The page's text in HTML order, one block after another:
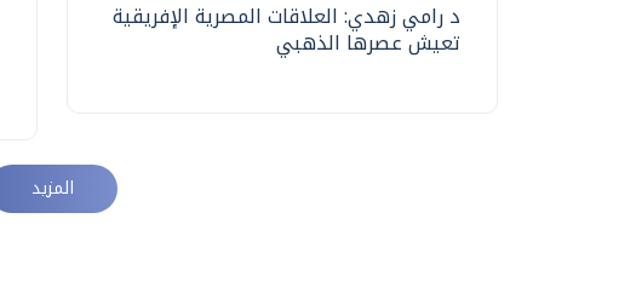
د رامي زهدي: العلاقات المصرية الإفريقية
تعيش عصرها الذهبي
المزيد